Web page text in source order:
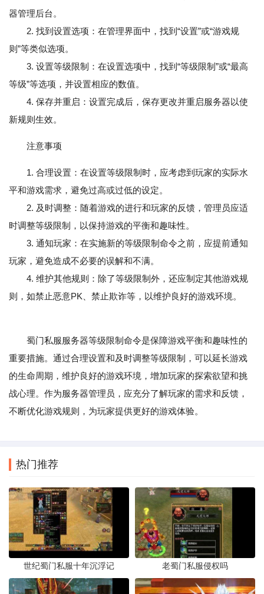
器管理后台。
2. 找到设置选项：在管理界面中，找到“设置”或“游戏规
则”等类似选项。
3. 设置等级限制：在设置选项中，找到“等级限制”或“最高
等级”等选项，并设置相应的数值。
4. 保存并重启：设置完成后，保存更改并重启服务器以使
新规则生效。
注意事项
1. 合理设置：在设置等级限制时，应考虑到玩家的实际水
平和游戏需求，避免过高或过低的设定。
2. 及时调整：随着游戏的进行和玩家的反馈，管理员应适
时调整等级限制，以保持游戏的平衡和趣味性。
3. 通知玩家：在实施新的等级限制命令之前，应提前通知
玩家，避免造成不必要的误解和不满。
4. 维护其他规则：除了等级限制外，还应制定其他游戏规
则，如禁止恶意PK、禁止欺诈等，以维护良好的游戏环境。
蜀门私服服务器等级限制命令是保障游戏平衡和趣味性的
重要措施。通过合理设置和及时调整等级限制，可以延长游戏
的生命周期，维护良好的游戏环境，增加玩家的探索欲望和挑
战心理。作为服务器管理员，应充分了解玩家的需求和反馈，
不断优化游戏规则，为玩家提供更好的游戏体验。
热门推荐
世纪蜀门私服十年沉浮记 老蜀门私服侵权吗